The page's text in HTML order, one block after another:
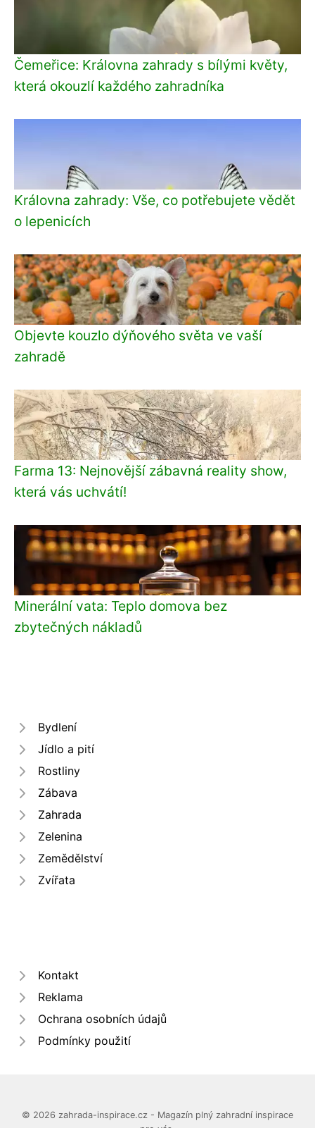
Čemeřice: Královna zahrady s bílými květy,
která okouzlí každého zahradníka
Královna zahrady: Vše, co potřebujete vědět
o lepenicích
Objevte kouzlo dýňového světa ve vaší
zahradě
Farma 13: Nejnovější zábavná reality show,
která vás uchvátí!
Minerální vata: Teplo domova bez
zbytečných nákladů
Bydlení
Jídlo a pití
Rostliny
Zábava
Zahrada
Zelenina
Zemědělství
Zvířata
Kontakt
Reklama
Ochrana osobních údajů
Podmínky použití
© 2026 zahrada-inspirace.cz - Magazín plný zahradní inspirace